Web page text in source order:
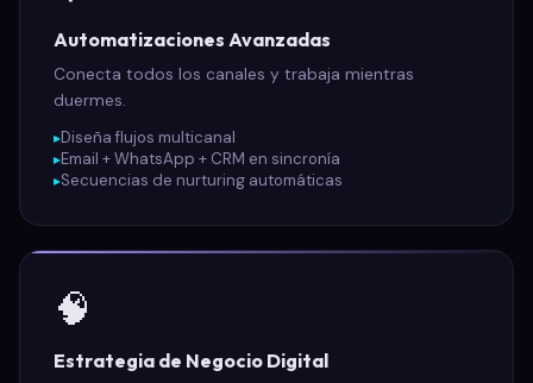
Automatizaciones Avanzadas
Conecta todos los canales y trabaja mientras
duermes.
Diseña flujos multicanal
Email + WhatsApp + CRM en sincronía
Secuencias de nurturing automáticas
🧠
Estrategia de Negocio Digital